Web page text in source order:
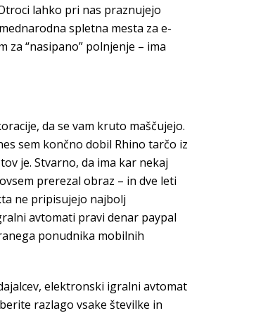
lahko pri nas praznujejo
spletna mesta za e-
“nasipano” polnjenje – ima
da se vam kruto maščujejo.
sem končno dobil Rhino tarčo iz
je. Stvarno, da ima kar nekaj
prerezal obraz – in dve leti
ne pripisujejo najbolj
avtomati pravi denar paypal
ponudnika mobilnih
elektronski igralni avtomat
razlago vsake številke in